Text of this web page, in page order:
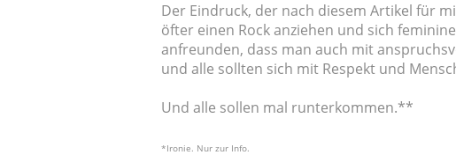
Der Eindruck, der nach diesem Artikel für
öfter einen Rock anziehen und sich
anfreunden, dass man auch mit
und alle sollten sich mit Respekt und
Und alle sollen mal runterkommen.**
*Ironie. Nur zur Info.